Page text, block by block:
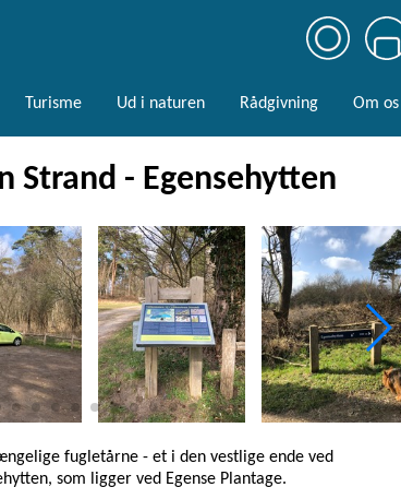
Turisme Ud i naturen Rådgivning Om os
Strand - Egensehytten
fugletårne - et i den vestlige ende ved
som ligger ved Egense Plantage.